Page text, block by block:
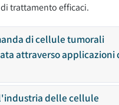
trattamento efficaci.
di cellule tumorali
attraverso applicazioni
delle cellule